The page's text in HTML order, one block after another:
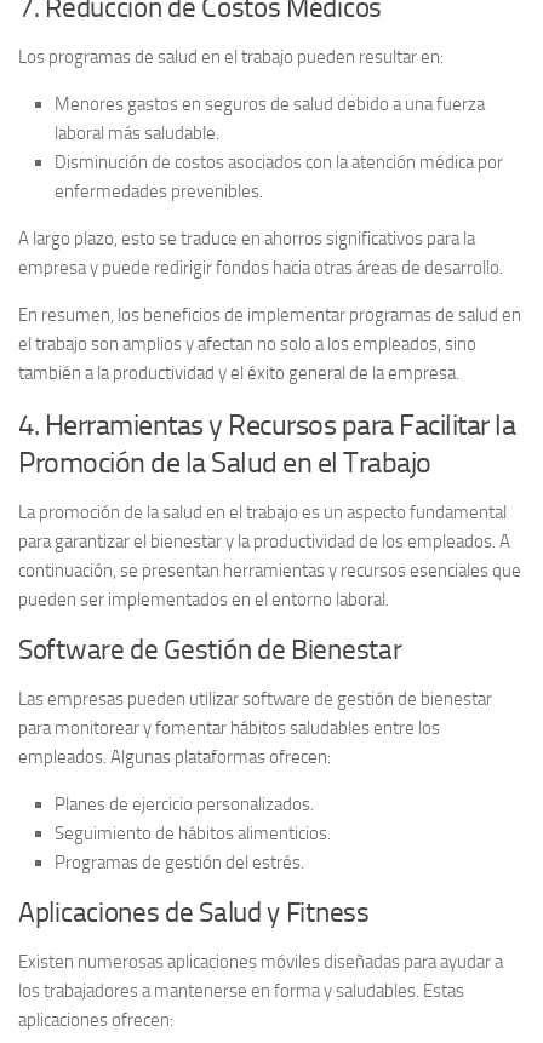
7. Reducción de Costos Médicos
Los programas de salud en el trabajo pueden resultar en:
Menores gastos en seguros de salud debido a una fuerza
laboral más saludable.
Disminución de costos asociados con la atención médica por
enfermedades prevenibles.
A largo plazo, esto se traduce en ahorros significativos para la
empresa y puede redirigir fondos hacia otras áreas de desarrollo.
En resumen, los beneficios de implementar programas de salud en
el trabajo son amplios y afectan no solo a los empleados, sino
también a la productividad y el éxito general de la empresa.
4. Herramientas y Recursos para Facilitar la
Promoción de la Salud en el Trabajo
La promoción de la salud en el trabajo es un aspecto fundamental
para garantizar el bienestar y la productividad de los empleados. A
continuación, se presentan herramientas y recursos esenciales que
pueden ser implementados en el entorno laboral.
Software de Gestión de Bienestar
Las empresas pueden utilizarsoftware de gestión de bienestar
para monitorear y fomentar hábitos saludables entre los
empleados. Algunas plataformas ofrecen:
Planes de ejercicio personalizados.
Seguimiento de hábitos alimenticios.
Programas de gestión del estrés.
Aplicaciones de Salud y Fitness
Existen numerosasaplicaciones móvilesdiseñadas para ayudar a
los trabajadores a mantenerse en forma y saludables. Estas
aplicaciones ofrecen: